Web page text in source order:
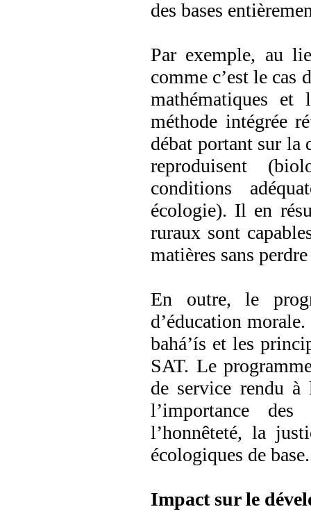
des bases
Par exemple, au
comme c’est le cas
mathématiques et
méthode intégrée
débat portant sur la
reproduisent
conditions
écologie). Il en
ruraux sont
matières sans
En outre, le
d’éducation
bahá’ís et les
SAT. Le
de service rendu
l’importance des
l’honnêteté, la
écologiques de base.
Impact sur le